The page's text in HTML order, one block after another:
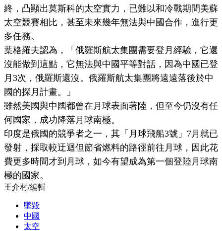
終，凸顯出莫斯科的太空實力，已難以和冷戰期間美蘇
太空競賽相比，甚至未來幾年無法與中國合作，進行更
多任務。
葉格羅夫認為，「俄羅斯航太集團需要登月經驗，它還
沒能做到這點，它無法與中國平等對話，因為中國已登
月3次，俄羅斯還沒。俄羅斯航太集團將遠遠落後於中
國的探月計畫。」
雖然美國與中國都曾在月球表面著陸，但至今仍沒有任
何國家，成功降落月球南極。
印度是俄國的競爭者之一，其「月球飛船3號」7月就已
發射，採取較迂迴但節省燃料的路徑前往月球，因此花
費更多時間才到月球，如今有望成為第一個登陸月球南
極的國家。
王介村/編輯
墜毀
中國
太空